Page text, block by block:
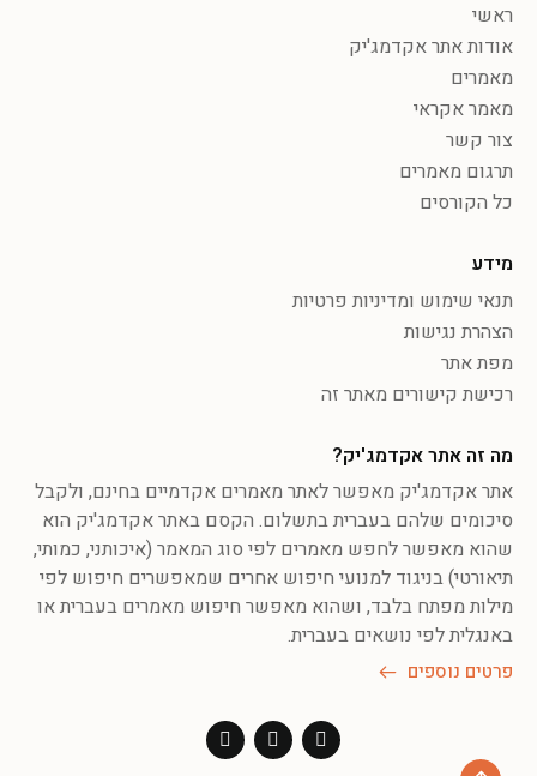
ראשי
אודות אתר אקדמג'יק
מאמרים
מאמר אקראי
צור קשר
תרגום מאמרים
כל הקורסים
מידע
תנאי שימוש ומדיניות פרטיות
הצהרת נגישות
מפת אתר
רכישת קישורים מאתר זה
מה זה אתר אקדמג'יק?
אתר אקדמג'יק מאפשר לאתר מאמרים אקדמיים בחינם, ולקבל
סיכומים שלהם בעברית בתשלום. הקסם באתר אקדמג'יק הוא
שהוא מאפשר לחפש מאמרים לפי סוג המאמר (איכותני, כמותי,
תיאורטי) בניגוד למנועי חיפוש אחרים שמאפשרים חיפוש לפי
מילות מפתח בלבד, ושהוא מאפשר חיפוש מאמרים בעברית או
באנגלית לפי נושאים בעברית.
פרטים נוספים